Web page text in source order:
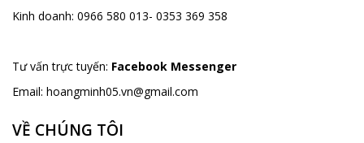
Kinh doanh: 0966 580 013- 0353 369 358
Tư vấn trực tuyến: Facebook Messenger
Email: hoangminh05.vn@gmail.com
VỀ CHÚNG TÔI